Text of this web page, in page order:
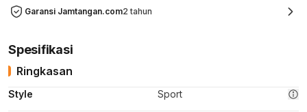
Garansi Jamtangan.com2 tahun
Spesifikasi
Ringkasan
Style Sport